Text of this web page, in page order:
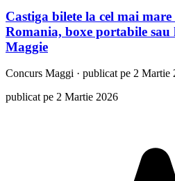
Castiga bilete la cel mai
Romania, boxe portabile
Maggie
Concurs Maggi · publicat pe 2 Martie
publicat pe 2 Martie 2026